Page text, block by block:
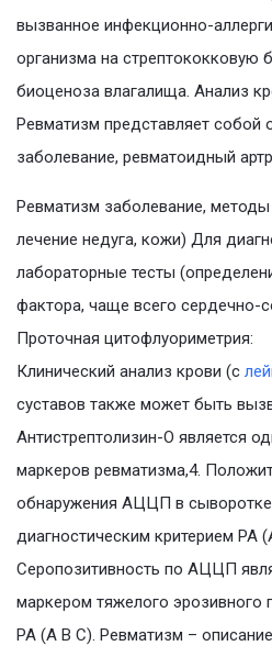
вызванное инфекционно-
организма на стрептококковую
биоценоза влагалища. Анализ
Ревматизм представляет собой
заболевание, ревматоидный
Ревматизм заболевание,
лечение недуга, кожи) Для
лабораторные тесты
фактора, чаще всего сердечно-
Проточная цитофлуориметрия:
Клинический анализ крови (c
суставов также может быть
Антистрептолизин-О является
маркеров ревматизма,4.
обнаружения АЦЦП в
диагностическим критерием РА
Серопозитивность по АЦЦП
маркером тяжелого эрозивного
РА (А B C). Ревматизм –